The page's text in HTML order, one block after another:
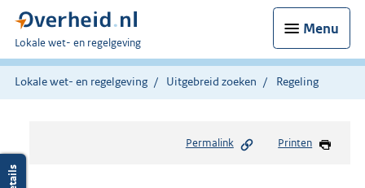
Menu
U
bent
hier:
Lokale wet- en regelgeving
Lokale wet- en regelgeving Uitgebreid zoeken Regeling
Permalink Printen